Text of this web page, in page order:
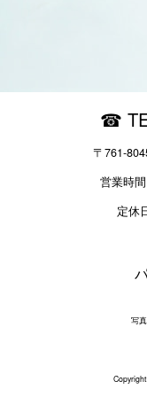
☎︎
〒761-
営業時
定休
写